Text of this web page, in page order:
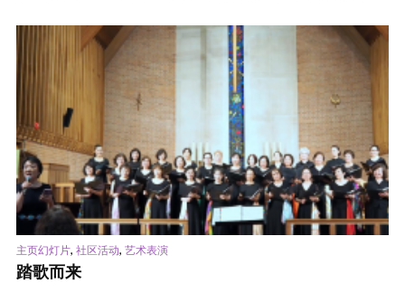
主页幻灯片, 社区活动, 艺术表演
踏歌而来